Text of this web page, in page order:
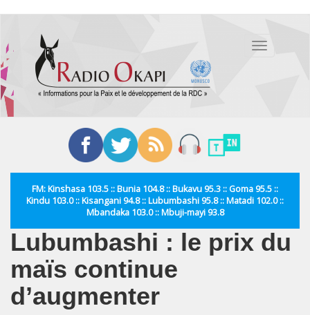
contenu
principal
Toggle
FM: Kinshasa 103.5 :: Bunia 104.8 :: Bukavu 95.3 :: Goma 95.5 ::
Kindu 103.0 :: Kisangani 94.8 :: Lubumbashi 95.8 :: Matadi 102.0 ::
Mbandaka 103.0 :: Mbuji-mayi 93.8
Lubumbashi : le prix du
maïs continue
d’augmenter